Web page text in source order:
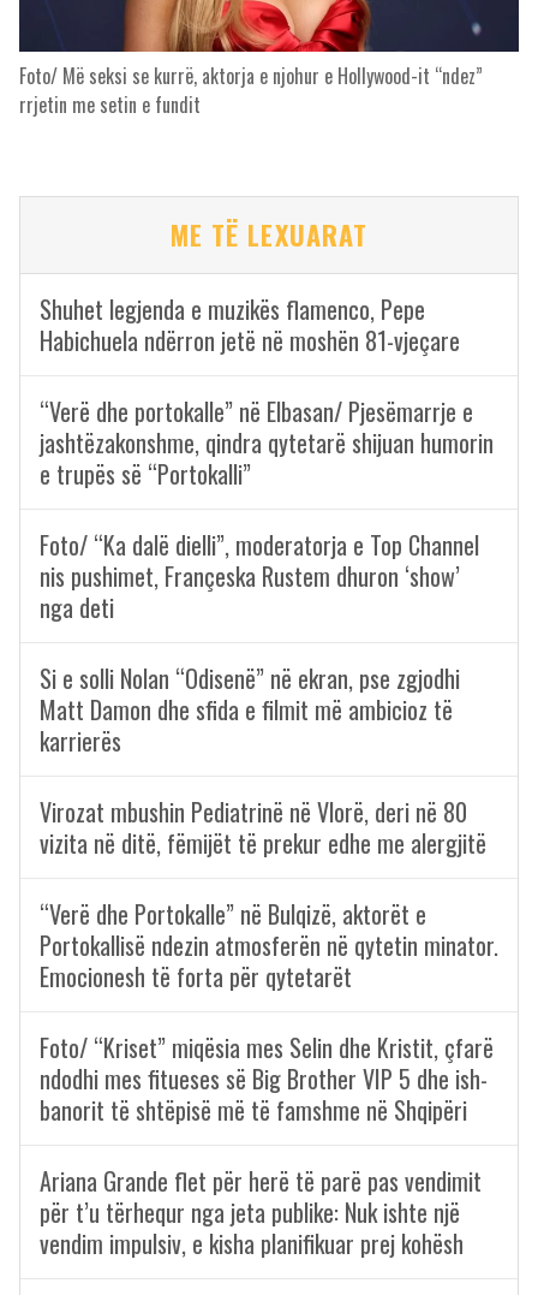
Foto/ Më seksi se kurrë, aktorja e njohur e Hollywood-it “ndez”
rrjetin me setin e fundit
ME TË LEXUARAT
Shuhet legjenda e muzikës flamenco, Pepe
Habichuela ndërron jetë në moshën 81-vjeçare
“Verë dhe portokalle” në Elbasan/ Pjesëmarrje e
jashtëzakonshme, qindra qytetarë shijuan humorin
e trupës së “Portokalli”
Foto/ “Ka dalë dielli”, moderatorja e Top Channel
nis pushimet, Françeska Rustem dhuron ‘show’
nga deti
Si e solli Nolan “Odisenë” në ekran, pse zgjodhi
Matt Damon dhe sfida e filmit më ambicioz të
karrierës
Virozat mbushin Pediatrinë në Vlorë, deri në 80
vizita në ditë, fëmijët të prekur edhe me alergjitë
“Verë dhe Portokalle” në Bulqizë, aktorët e
Portokallisë ndezin atmosferën në qytetin minator.
Emocionesh të forta për qytetarët
Foto/ “Kriset” miqësia mes Selin dhe Kristit, çfarë
ndodhi mes fitueses së Big Brother VIP 5 dhe ish-
banorit të shtëpisë më të famshme në Shqipëri
Ariana Grande flet për herë të parë pas vendimit
për t’u tërhequr nga jeta publike: Nuk ishte një
vendim impulsiv, e kisha planifikuar prej kohësh